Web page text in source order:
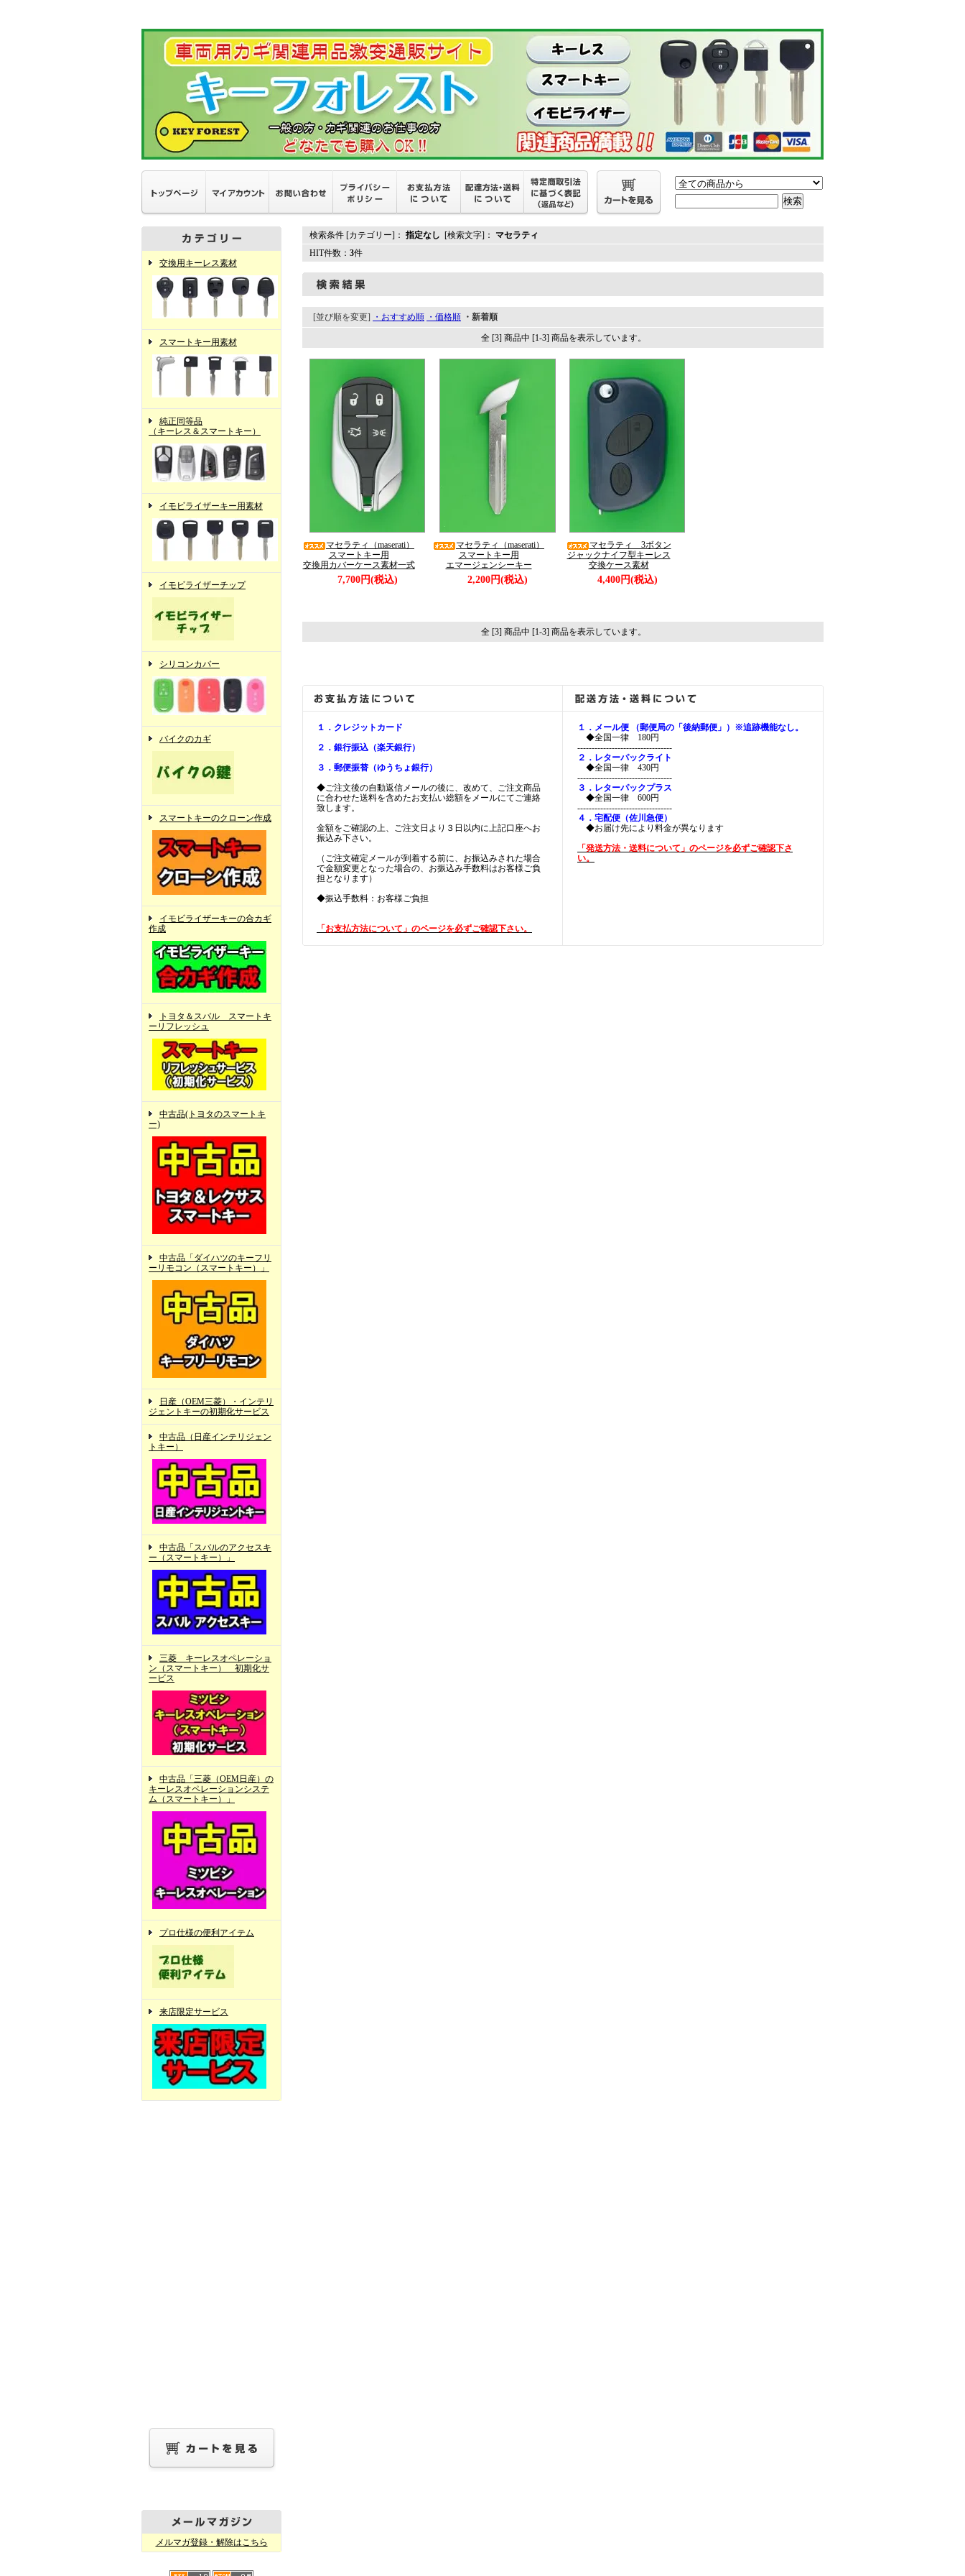
交換用キーレス素材
スマートキー用素材
純正同等品
（キーレス＆スマートキー）
イモビライザーキー用素材
イモビライザーチップ
シリコンカバー
バイクのカギ
スマートキーのクローン作成
イモビライザーキーの合カギ
作成
トヨタ＆スバル スマートキ
ーリフレッシュ
中古品(トヨタのスマートキ
ー)
中古品「ダイハツのキーフリ
ーリモコン（スマートキー）」
日産（OEM三菱）・インテリ
ジェントキーの初期化サービス
中古品（日産インテリジェン
トキー）
中古品「スバルのアクセスキ
ー（スマートキー）」
三菱 キーレスオペレーショ
ン（スマートキー） 初期化サ
ービス
中古品「三菱（OEM日産）の
キーレスオペレーションシステ
ム（スマートキー）」
プロ仕様の便利アイテム
来店限定サービス
メルマガ登録・解除はこちら
検索条件 [カテゴリー]： 指定なし [検索文字]： マセラティ
HIT件数： 3件
[並び順を変更] ・おすすめ順 ・価格順 ・新着順
全 [3] 商品中 [1-3] 商品を表示しています。
マセラティ（maserati）
スマートキー用
交換用カバーケース素材一式
7,700円(税込)
マセラティ（maserati）
スマートキー用
エマージェンシーキー
2,200円(税込)
マセラティ 3ボタン
ジャックナイフ型キーレス
交換ケース素材
4,400円(税込)
全 [3] 商品中 [1-3] 商品を表示しています。
１．クレジットカード
２．銀行振込（楽天銀行）
３．郵便振替（ゆうちょ銀行）
◆ご注文後の自動返信メールの後に、改めて、ご注文商品
に合わせた送料を含めたお支払い総額をメールにてご連絡
致します。
金額をご確認の上、ご注文日より３日以内に上記口座へお
振込み下さい。
（ご注文確定メールが到着する前に、お振込みされた場合
で金額変更となった場合の、お振込み手数料はお客様ご負
担となります）
◆振込手数料：お客様ご負担
「お支払方法について」のページを必ずご確認下さい。
１．メール便 （郵便局の「後納郵便」）※追跡機能なし。
◆全国一律 180円
---------------------------------
２．レターパックライト
◆全国一律 430円
---------------------------------
３．レターパックプラス
◆全国一律 600円
---------------------------------
４．宅配便（佐川急便）
◆お届け先により料金が異なります
「発送方法・送料について」のページを必ずご確認下さ
い。